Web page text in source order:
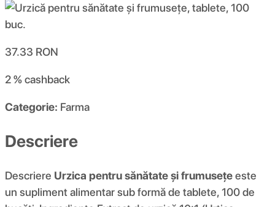
37.33 RON
2 %cashback
Categorie: Farma
Descriere
Descriere Urzica pentru sănătate și frumusețeeste
un supliment alimentar sub formă de tablete, 100 de